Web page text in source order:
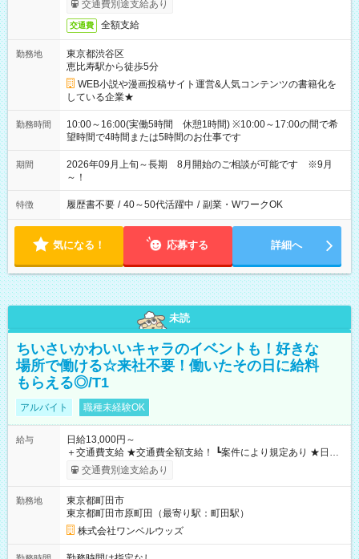
交通費別途支給あり
交通費 全額支給
勤務地
東京都渋谷区
恵比寿駅から徒歩5分
WEB小説や漫画投稿サイト運営&人気コンテンツの書籍化を
している企業★
勤務時間
10:00～16:00(実働5時間 休憩1時間) ※10:00～17:00の間で希
望時間で4時間または5時間のお仕事です
期間
2026年09月上旬～長期 8月開始のご相談が可能です ※9月
～！
特徴 履歴書不要 / 40～50代活躍中 / 副業・WワークOK
気になる！ 応募する 詳細へ
未読
ちいさいかわいいキャラのイベントも！好きな
場所で働ける☆来社不要！働いたその日に給料
もらえる◎/T1
アルバイト 職種未経験OK
給与
日給13,000円～
＋交通費支給 ★交通費全額支給！ ┗案件により規定あり ★日払
いOK！（規定あり） ┗働いたその日に現金GET♪ お仕事後はコ
ンビニATMから 日払い分を引き落とせます！ 【試用期間】試
交通費別途支給あり
勤務地
東京都町田市
東京都町田市原町田（最寄り駅：町田駅）
株式会社ワンベルウッズ